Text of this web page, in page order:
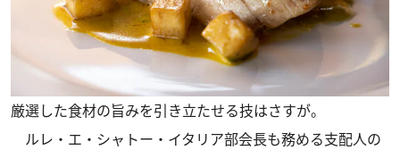
厳選した食材の旨みを引き立たせる技はさすが。
ルレ・エ・シャトー・イタリア部会長も務める支配人の